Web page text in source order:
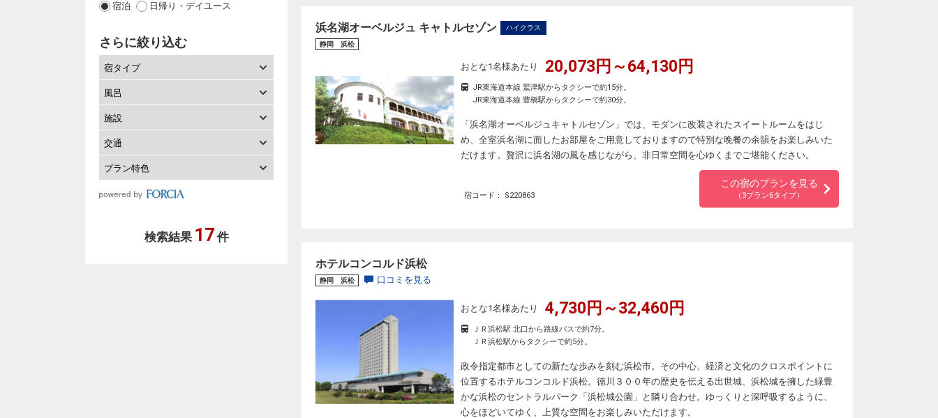
宿泊
日帰り・デイユース
さらに絞り込む
宿タイプ
風呂
施設
交通
プラン特色
検索結果 17 件
浜名湖オーベルジュ キャトルセゾン ハイクラス
静岡 浜松
おとな1名様あたり 20,073円～64,130円
JR東海道本線 鷲津駅からタクシーで約15分。
JR東海道本線 豊橋駅からタクシーで約30分。
「浜名湖オーベルジュキャトルセゾン」では、モダンに改装されたスイートルームをはじ
め、全室浜名湖に面したお部屋をご用意しておりますので特別な晩餐の余韻をお楽しみいた
だけます。贅沢に浜名湖の風を感じながら、非日常空間を心ゆくまでご堪能ください。
宿コード： S220863
この宿のプランを見る
（3プラン6タイプ）
ホテルコンコルド浜松
静岡 浜松 口コミを見る
おとな1名様あたり 4,730円～32,460円
ＪＲ浜松駅 北口から路線バスで約7分。
ＪＲ浜松駅からタクシーで約5分。
政令指定都市としての新たな歩みを刻む浜松市。その中心、経済と文化のクロスポイントに
位置するホテルコンコルド浜松。徳川３００年の歴史を伝える出世城、浜松城を擁した緑豊
かな浜松のセントラルパーク「浜松城公園」と隣り合わせ。ゆっくりと深呼吸するように、
心をほどいてゆく、上質な空間をお楽しみいただけます。